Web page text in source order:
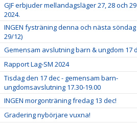
GJF erbjuder mellandagsläger 27, 28 och
2024.
INGEN fysträning denna och nästa söndag
29/12)
Gemensam avslutning barn & ungdom 17
Rapport Lag-SM 2024
Tisdag den 17 dec - gemensam barn-
ungdomsavslutning 17.30-19.00
INGEN morgonträning fredag 13 dec!
Gradering nybörjare vuxna!